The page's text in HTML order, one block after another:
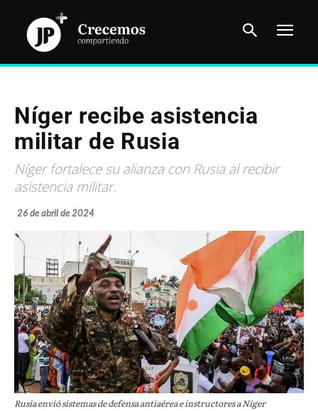
Níger recibe asistencia
militar de Rusia
Níger fortalece su alianza con Rusia al recibir
asistencia militar.
26 de abril de 2024
Rusia envió sistemas de defensa antiaérea e instructores a Níger